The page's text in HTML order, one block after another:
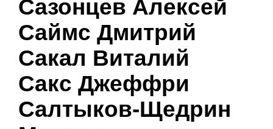
Сазонцев Алексей
Саймс Дмитрий
Сакал Виталий
Сакс Джеффри
Салтыков-Щедрин